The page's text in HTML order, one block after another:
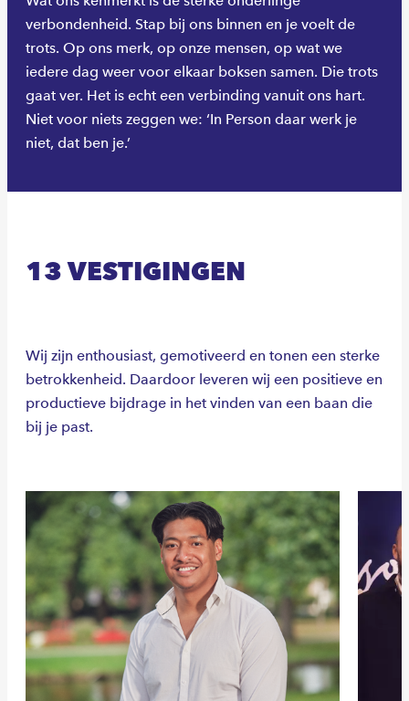
verbondenheid. Stap bij ons binnen en je voelt de
trots. Op ons merk, op onze mensen, op wat we
iedere dag weer voor elkaar boksen samen. Die trots
gaat ver. Het is echt een verbinding vanuit ons hart.
Niet voor niets zeggen we: ‘In Person daar werk je
niet, dat ben je.’
13 VESTIGINGEN
Wij zijn enthousiast, gemotiveerd en tonen een sterke
betrokkenheid. Daardoor leveren wij een positieve en
productieve bijdrage in het vinden van een baan die
bij je past.